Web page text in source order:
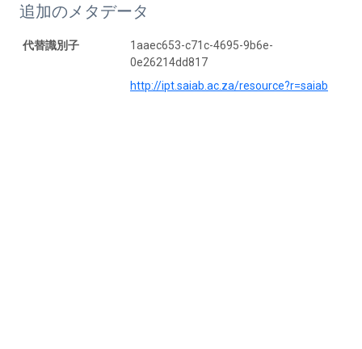
追加のメタデータ
代替識別子
1aaec653-c71c-4695-9b6e-
0e26214dd817
http://ipt.saiab.ac.za/resource?r=saiab